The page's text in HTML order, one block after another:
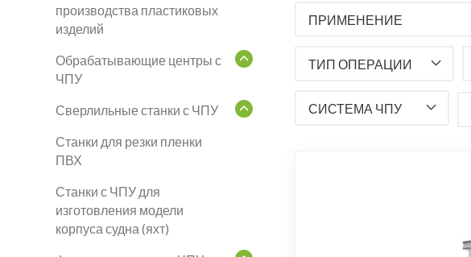
производства пластиковых
изделий
Обрабатывающие центры с
ЧПУ
Сверлильные станки с ЧПУ
Станки для резки пленки
ПВХ
Станки с ЧПУ для
изготовления модели
корпуса судна (яхт)
ПРИМЕНЕНИЕ
ТИП ОПЕРАЦИИ
СИСТЕМА ЧПУ